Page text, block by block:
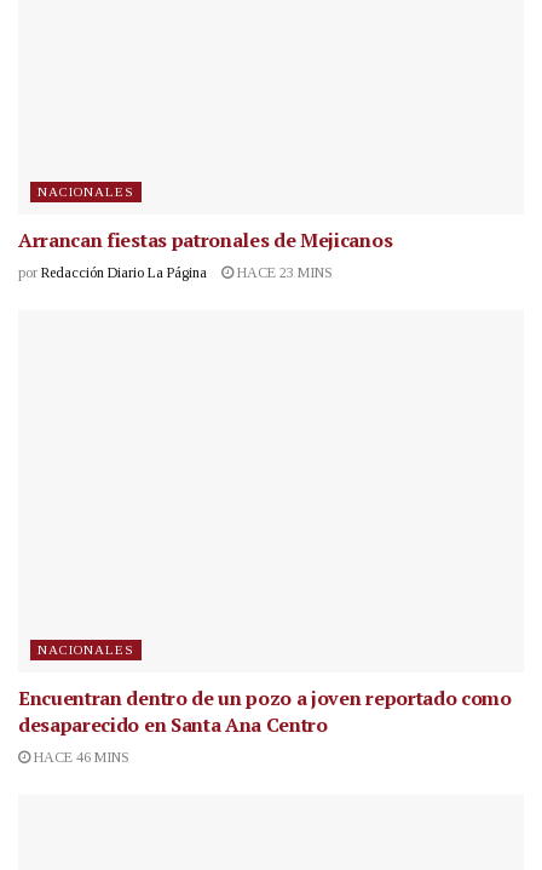
NACIONALES
Arrancan fiestas patronales de Mejicanos
por Redacción Diario La Página HACE 23 MINS
NACIONALES
Encuentran dentro de un pozo a joven reportado como
desaparecido en Santa Ana Centro
HACE 46 MINS